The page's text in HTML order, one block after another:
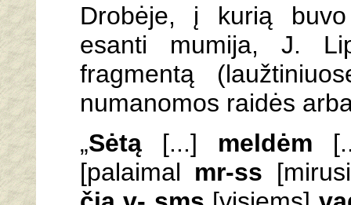
Drobėje, į kurią
esanti mumija, J.
fragmentą
numanomos raidės
„Sėtą[...] meldėm
[palaimal mr-ss